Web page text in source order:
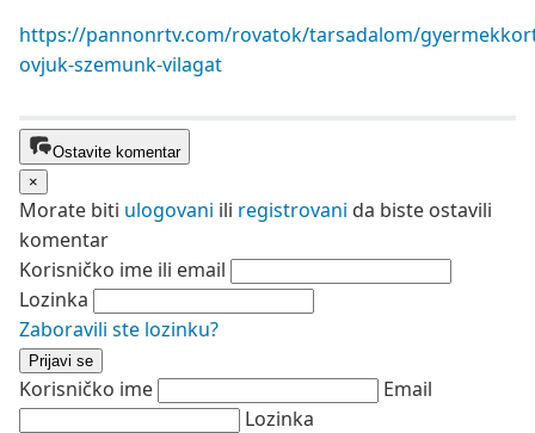
https://pannonrtv.com/rovatok/tarsadalom/
ovjuk-szemunk-vilagat
Ostavite komentar
×
Morate biti ulogovani ili registrovani da biste ostavili
komentar
Korisničko ime ili email
Lozinka
Zaboravili ste lozinku?
Prijavi se
Korisničko ime
Email
Lozinka